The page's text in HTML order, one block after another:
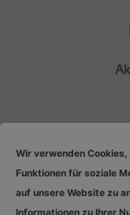
Copyright ©
Wir verwenden
Funktionen für soziale
auf unsere Website zu
Informationen zu Ihrer